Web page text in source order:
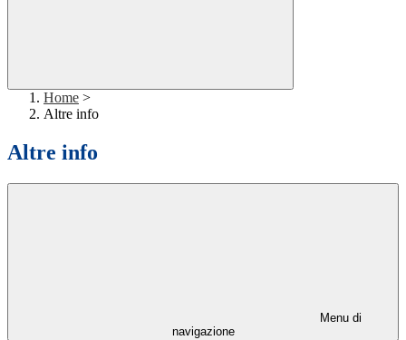
Home >
Altre info
Altre info
Menu di
navigazione